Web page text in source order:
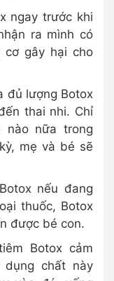
ngay trước khi
ra mình có
cơ gây hại cho
đủ lượng Botox
thai nhi. Chỉ
nào nữa trong
mẹ và bé sẽ
nếu đang
thuốc, Botox
được bé con.
Botox cảm
chất này